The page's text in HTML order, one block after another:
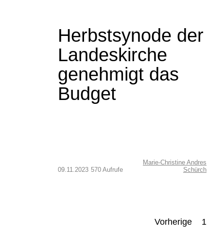
Herbstsynode der
Landeskirche
genehmigt das
Budget
09.11.2023 570 Aufrufe
Marie-Christine Andres
Schürch
Seitennummerierung
Vorherige 1